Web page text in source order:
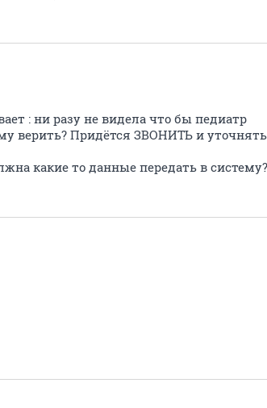
: ни разу не видела что бы педиатр
верить? Придётся ЗВОНИТЬ и уточнять
какие то данные передать в систему?